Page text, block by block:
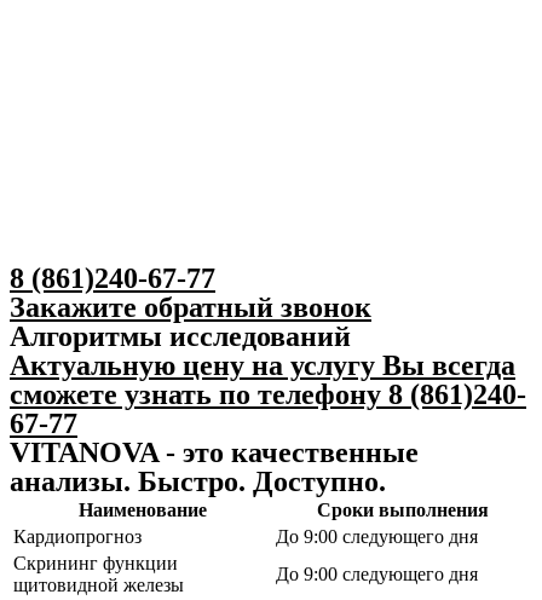
8 (861)240-67-77
Закажите обратный звонок
Алгоритмы исследований
Актуальную цену на услугу Вы всегда
сможете узнать по телефону 8 (861)240-
67-77
VITANOVA - это качественные
анализы. Быстро. Доступно.
Наименование
Сроки выполнения
Кардиопрогноз
До 9:00 следующего дня
Скрининг функции
щитовидной железы
До 9:00 следующего дня